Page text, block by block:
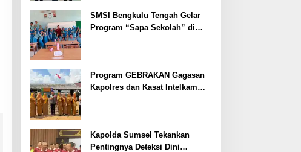
SMSI Bengkulu Tengah Gelar
Program “Sapa Sekolah” di
Program GEBRAKAN Gagasan
Kapolres dan Kasat Intelkam
Kapolda Sumsel Tekankan
Pentingnya Deteksi Dini